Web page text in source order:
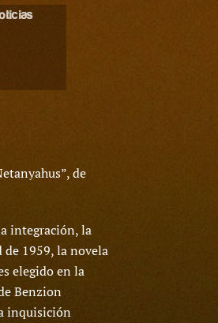
de
integración, la
1959, la novela
elegido en la
Benzion
inquisición